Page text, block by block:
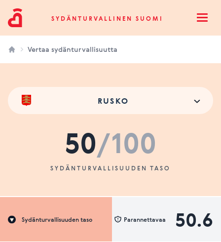
Sydänturvallinen SuomiSYDÄNTURVALLINEN SUOMI
Vertaa sydänturvallisuutta
RUSKO
50/100
SYDÄNTURVALLISUUDEN TASO
Sydänturvallisuuden taso 50.6
Parannettavaa